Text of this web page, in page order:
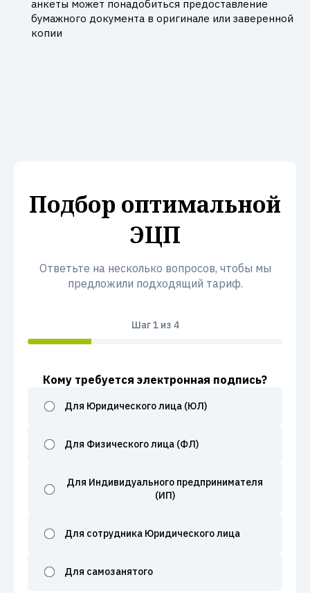
анкеты может понадобиться предоставление
бумажного документа в оригинале или заверенной
копии
Подбор оптимальной
ЭЦП
Ответьте на несколько вопросов, чтобы мы
предложили подходящий тариф.
Шаг1из 4
Кому требуется электронная подпись?
Для Юридического лица (ЮЛ)
Для Физического лица (ФЛ)
Для Индивидуального предпринимателя
(ИП)
Для сотрудника Юридического лица
Для самозанятого